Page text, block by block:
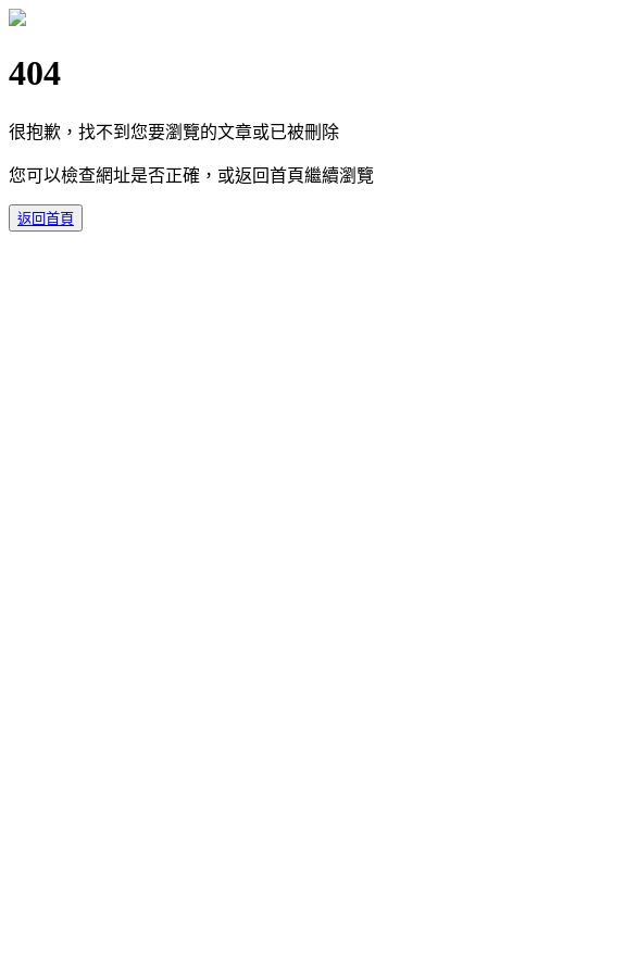
404
很抱歉，找不到您要瀏覽的文章或已被刪除
您可以檢查網址是否正確，或返回首頁繼續瀏覽
返回首頁